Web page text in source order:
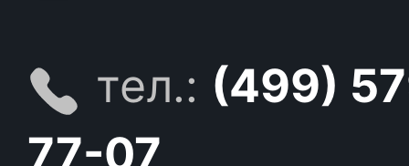
тел.: (499)
77-07